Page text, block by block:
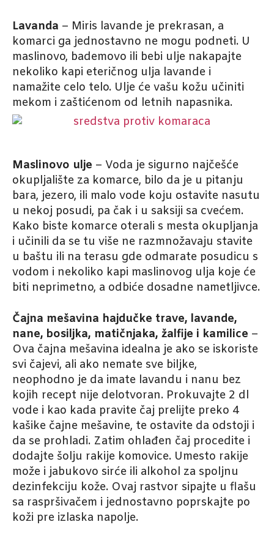
Lavanda – Miris lavande je prekrasan, a
komarci ga jednostavno ne mogu podneti. U
maslinovo, bademovo ili bebi ulje nakapajte
nekoliko kapi eteričnog ulja lavande i
namažite celo telo. Ulje će vašu kožu učiniti
mekom i zaštićenom od letnih napasnika.
Maslinovo ulje – Voda je sigurno najčešće
okupljalište za komarce, bilo da je u pitanju
bara, jezero, ili malo vode koju ostavite nasutu
u nekoj posudi, pa čak i u saksiji sa cvećem.
Kako biste komarce oterali s mesta okupljanja
i učinili da se tu više ne razmnožavaju stavite
u baštu ili na terasu gde odmarate posudicu s
vodom i nekoliko kapi maslinovog ulja koje će
biti neprimetno, a odbiće dosadne nametljivce.
Čajna mešavina hajdučke trave, lavande,
nane, bosiljka, matičnjaka, žalfije i kamilice –
Ova čajna mešavina idealna je ako se iskoriste
svi čajevi, ali ako nemate sve biljke,
neophodno je da imate lavandu i nanu bez
kojih recept nije delotvoran. Prokuvajte 2 dl
vode i kao kada pravite čaj prelijte preko 4
kašike čajne mešavine, te ostavite da odstoji i
da se prohladi. Zatim ohlađen čaj procedite i
dodajte šolju rakije komovice. Umesto rakije
može i jabukovo sirće ili alkohol za spoljnu
dezinfekciju kože. Ovaj rastvor sipajte u flašu
sa raspršivačem i jednostavno poprskajte po
koži pre izlaska napolje.